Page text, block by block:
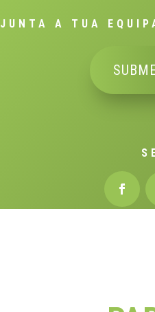
JUNTA A TUA